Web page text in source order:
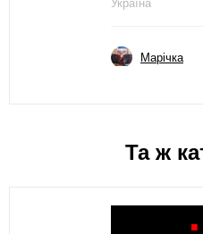
Україна
Марічка
Та ж